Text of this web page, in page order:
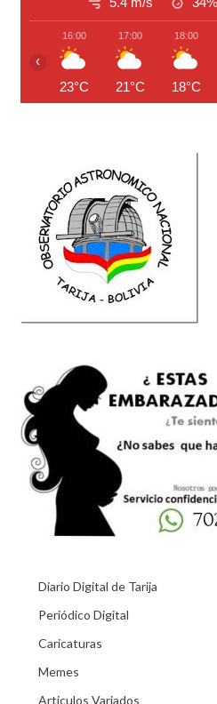
16:00
23°C
17:00
21°C
18:00
18°C
‹
Diario Digital de Tarija
Periódico Digital
Caricaturas
Memes
Articulos Variados